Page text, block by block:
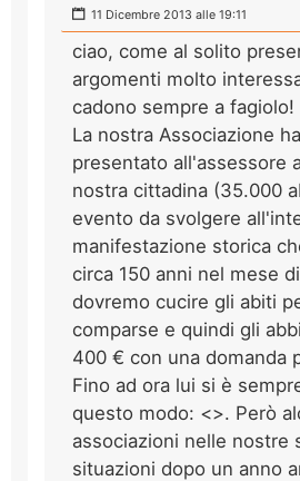
11 Dicembre 2013 alle 19:11
ciao, come al solito
argomenti molto
cadono sempre a fagiolo!
La nostra Associazione
presentato all'assessore
nostra cittadina (35.000
evento da svolgere
manifestazione storica
circa 150 anni nel mese
dovremo cucire gli abiti
comparse e quindi gli
400 € con una domanda
Fino ad ora lui si è
questo modo: <>. Però
associazioni nelle nostre
situazioni dopo un anno